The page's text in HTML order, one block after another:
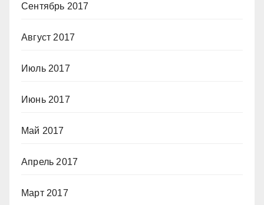
Сентябрь 2017
Август 2017
Июль 2017
Июнь 2017
Май 2017
Апрель 2017
Март 2017